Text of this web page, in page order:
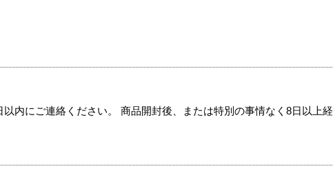
内にご連絡ください。 商品開封後、または特別の事情なく8日以上経